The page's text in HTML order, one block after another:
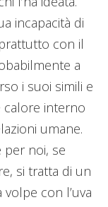
incapacità di
con il
a
i suoi simili e
calore interno
umane.
per noi, se
si tratta di un
con l’uva